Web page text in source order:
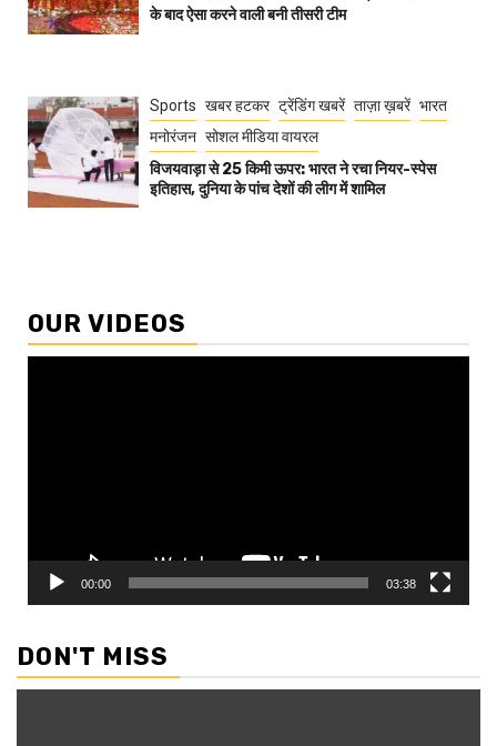
के बाद ऐसा करने वाली बनी तीसरी टीम
Sports खबर हटकर ट्रेंडिंग खबरें ताज़ा ख़बरें भारत
मनोरंजन सोशल मीडिया वायरल
विजयवाड़ा से 25 किमी ऊपर: भारत ने रचा नियर-स्पेस
इतिहास, दुनिया के पांच देशों की लीग में शामिल
OUR VIDEOS
00:00 03:38
DON'T MISS